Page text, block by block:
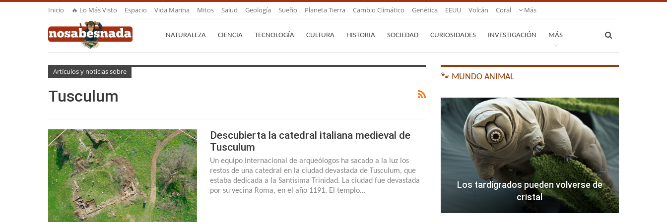
Inicio 🔥 Lo Más Visto Espacio Vida Marina Mitos Salud Geología Sueño Planeta Tierra Cambio Climático Genética EEUU Volcán Coral Más
NATURALEZA CIENCIA TECNOLOGÍA CULTURA HISTORIA SOCIEDAD CURIOSIDADES INVESTIGACIÓN MÁS
Artículos y noticias sobre
Tusculum
Descubierta la catedral italiana medieval de
Tusculum
Un equipo internacional de arqueólogos ha sacado a la luz los
restos de una catedral en la ciudad devastada de Tusculum, que
estaba dedicada a la Santísima Trinidad. La ciudad fue devastada
por su vecina Roma, en el año 1191. El templo…
🐾 MUNDO ANIMAL
Los tardígrados pueden volverse de
cristal